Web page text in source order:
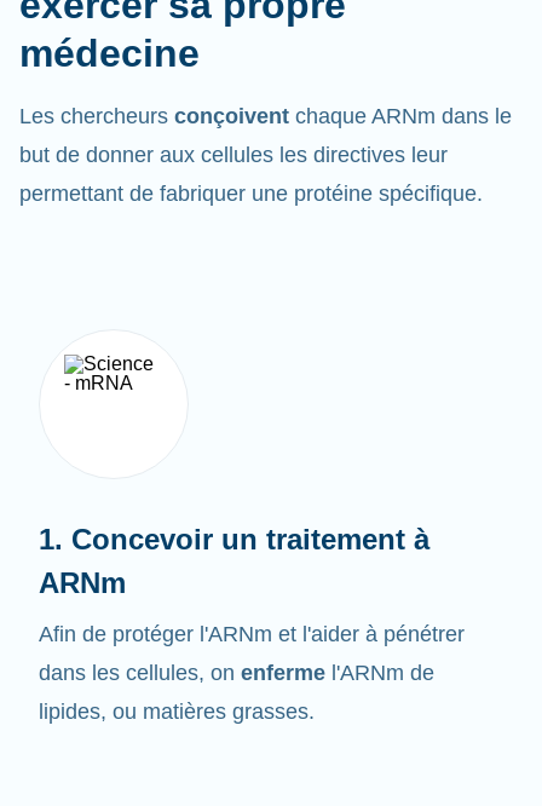
médecine
but de donner aux cellules les directives leur
permettant de fabriquer une protéine spécifique.
ARNm
Afin de protéger l'ARNm et l'aider à pénétrer
dans les cellules, onenferme l'ARNm de
lipides, ou matières grasses.